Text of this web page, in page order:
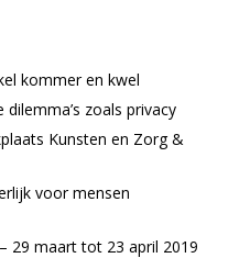
kommer en kwel
zoals privacy
Kunsten en Zorg &
voor mensen
29 maart tot 23 april 2019